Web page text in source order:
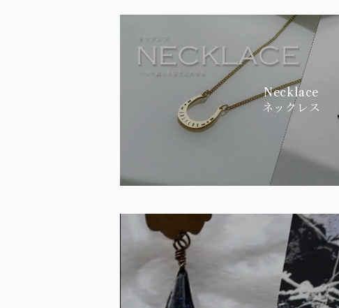
Necklace
ネックレス